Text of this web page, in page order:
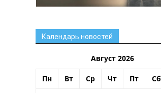
Календарь новостей
Август 2026
Пн Вт Ср Чт Пт Сб